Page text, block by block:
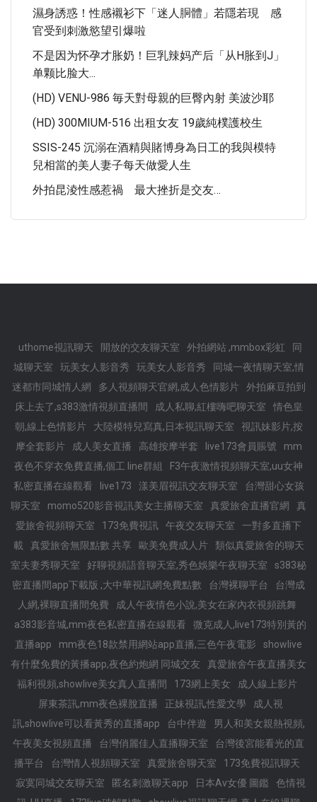
濕身誘惑！性感襯衫下「迷人胴體」若隱若現 感
官受到刺激慾望引爆啦
不是因为怀孕才胀奶！巨乳辣妈产后「从H胀到J」
单颗比脸大...
(HD) VENU-986 毎天對母親的巨臀內射 美波沙耶
(HD) 300MIUM-516 出租女友 19歲純樸護校生
SSIS-245 沉溺在酒精與賭博身為日工的我與模特
兒相當的美人妻子每天做愛人生
外拍昆淩性感惹禍 最大挫折是交友…
uthome視訊聊天 開放的交友聊天室 外拍網站 ,mmbox彩虹
同
城聊天室
玩美女人影音秀 玩美女人影音秀
同城一夜情聊天室,情
迷都市同城情人網
多人視頻聊天官網,成人色情影片
外拍麻豆拍到
床上去了,s383激情視頻直播間
成人私聊,紅樓嗨吧聊天室
情色皇
朝,線上色情影片
大陸模特兒寫真,日本視訊聊天室
視訊妹影片,按
摩全套影片
成人美女直播 高雄按摩半套 live173會員賬號
mm
夜色不穿衣免費直播,個工 line群組
F3午夜激情視頻聊天室,uu女神
私密直播在線觀看
live173 漾美眉視訊交友聊天室
台灣甜心女孩
聊天室
momo520影音視訊美女主播聊天室 真愛旅舍直播官網
真
愛旅舍視頻聊天室
173免費視訊 午夜交友聊天室
一對多直播下
載
真愛旅舍無限點數 共享 歐美免費成人片
類似真愛旅舍的聊天
室夫妻秀聊天室
好聊視頻語音聊天室,秀色娛樂午夜聊天室
s383秘
密直播間app下載版 ,大中華視訊網免費點數
台灣裸聊平台
台灣成
人網,裸聊直播間免費
成人午夜情色小說,美女在家內衣視頻跳舞
a383影音城,mm夜色私密直播在線觀看
微克成人,live173特別黃的
直播app
mm夜色18款禁用網站app直播,三色午夜電影
showlive
有什麼免費的黃播app,夜色約炮網 同城交友
真愛旅舍午夜直播美女
福利視頻,showlive美女真人直播間
173網上美女
成人線上影片
屏東茶訊,mm夜色裸脫直播
正妹視訊,性愛文學
成人視
訊,showlive可以看黃秀的直播app
台中伴遊
男人和美女親熱視頻,
午夜美女視頻直播
台灣俏麗佳人直播聊天室
台灣後宮能看光的直
播平台
台灣情人視頻聊天室 真愛旅舍聊天室
173免費視訊聊天
寂寞同城交友聊天室
匿名刺激聊天app 日本Av女優 圖鑑
色情視